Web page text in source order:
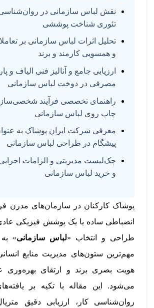
نقش لباس سازمانی در
تئوری شناخت پوششی
تحلیل اثرات لباس سازمانی بر
و همسویی کارمند و برند
ارزیابی جامع و آنالیز فنی الیاف و
مصرفی در دوخت لباس سازمانی
راهنمای تخصصی فرآیند
چاپ روی لباس سازمانی
معرفی شرکت ایران پوشاک به عنوان
پیشگام در طراحی لباس سازمانی
چک‌لیست مدیریتی و الزامات
و خرید لباس سازمانی
پوشاک کارکنان در سازمان‌های مدرن
انضباطی ساده یا یک پوشش فیزیکی
طراحی و انتخاب «لباس سازمانی»
مهم‌ترین ستون‌های مدیریت منابع
هویت بصری برند و ارتقای بهره‌وری
می‌شود. این مقاله با تکیه بر
روان‌شناسی کار، ارزیابی دقیق